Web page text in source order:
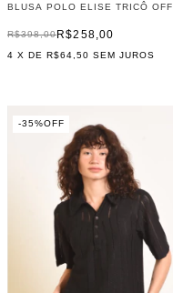
BLUSA POLO ELISE TRICÔ OFF
R$258,00
R$398,00
4 X DER$64,50 SEM JUROS
-35%OFF